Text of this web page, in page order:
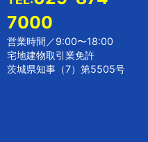
7000
営業時間／9:00〜18:00
宅地建物取引業免許
茨城県知事（7）第5505号